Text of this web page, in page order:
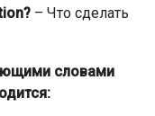
– Что сделать
словами